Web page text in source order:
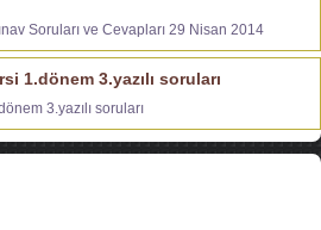
Soruları ve Cevapları 29 Nisan 2014
1.dönem 3.yazılı soruları
3.yazılı soruları